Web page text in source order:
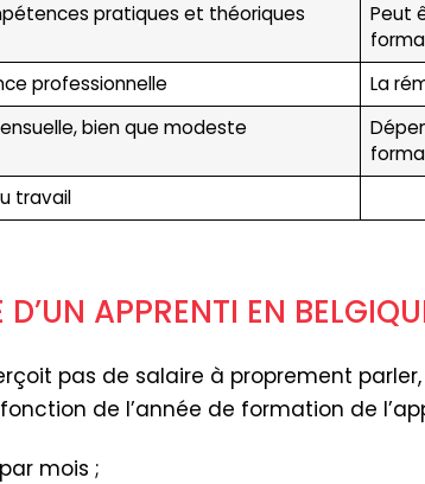
pratiques et théoriques
Peut
professionnelle
La
bien que modeste
travail
APPRENTI EN
pas de salaire à proprement
de l’année de formation de
mois ;